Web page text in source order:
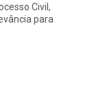
Civil,
para